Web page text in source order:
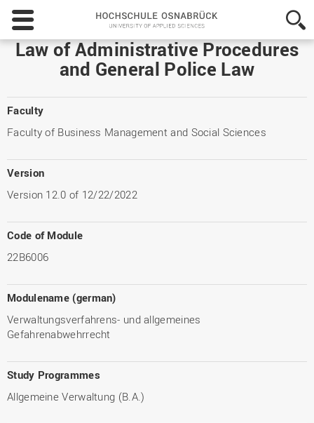
Hochschule
Osnabrück
-
University
of
Sciences
Law of Administrative Procedures
and General Police Law
Faculty
Faculty of Business Management and Social Sciences
Version
Version 12.0 of 12/22/2022
Code of Module
22B6006
Modulename (german)
Verwaltungsverfahrens- und allgemeines
Gefahrenabwehrrecht
Study Programmes
Allgemeine Verwaltung (B.A.)